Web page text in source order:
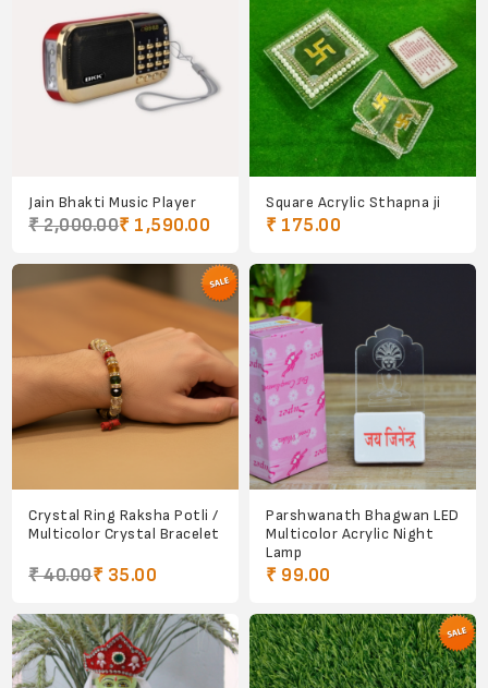
Jain Bhakti Music Player
₹ 2,000.00₹ 1,590.00
Square Acrylic Sthapna ji
₹ 175.00
Crystal Ring Raksha Potli /
Multicolor Crystal Bracelet
₹ 40.00₹ 35.00
Parshwanath Bhagwan LED
Multicolor Acrylic Night
Lamp
₹ 99.00